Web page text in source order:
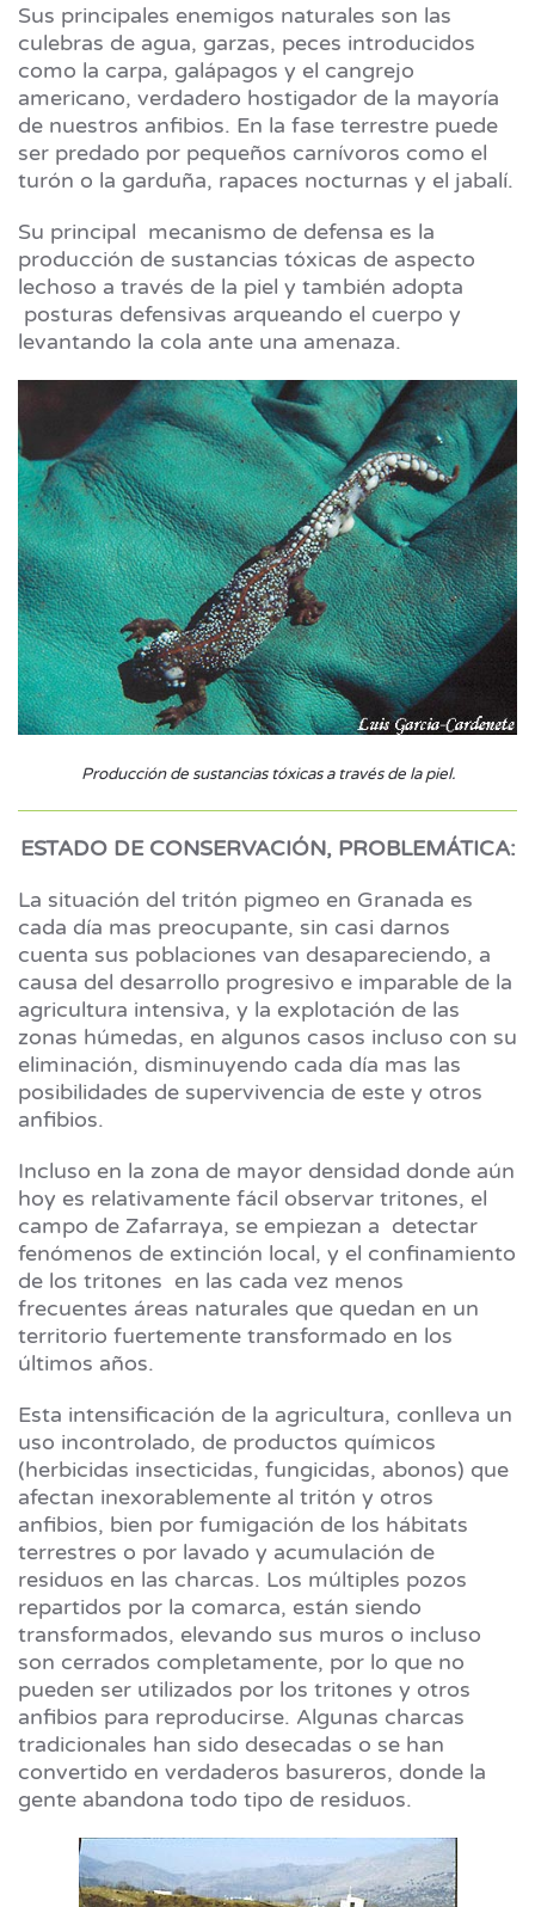
Sus principales enemigos naturales son las
culebras de agua, garzas, peces introducidos
como la carpa, galápagos y el cangrejo
americano, verdadero hostigador de la mayoría
de nuestros anfibios. En la fase terrestre puede
ser predado por pequeños carnívoros como el
turón o la garduña, rapaces nocturnas y el jabalí.
Su principal mecanismo de defensa es la
producción de sustancias tóxicas de aspecto
lechoso a través de la piel y también adopta
posturas defensivas arqueando el cuerpo y
levantando la cola ante una amenaza.
Producción de sustancias tóxicas a través de la piel.
ESTADO DE CONSERVACIÓN, PROBLEMÁTICA:
La situación del tritón pigmeo en Granada es
cada día mas preocupante, sin casi darnos
cuenta sus poblaciones van desapareciendo, a
causa del desarrollo progresivo e imparable de la
agricultura intensiva, y la explotación de las
zonas húmedas, en algunos casos incluso con su
eliminación, disminuyendo cada día mas las
posibilidades de supervivencia de este y otros
anfibios.
Incluso en la zona de mayor densidad donde aún
hoy es relativamente fácil observar tritones, el
campo de Zafarraya, se empiezan a detectar
fenómenos de extinción local, y el confinamiento
de los tritones en las cada vez menos
frecuentes áreas naturales que quedan en un
territorio fuertemente transformado en los
últimos años.
Esta intensificación de la agricultura, conlleva un
uso incontrolado, de productos químicos
(herbicidas insecticidas, fungicidas, abonos) que
afectan inexorablemente al tritón y otros
anfibios, bien por fumigación de los hábitats
terrestres o por lavado y acumulación de
residuos en las charcas. Los múltiples pozos
repartidos por la comarca, están siendo
transformados, elevando sus muros o incluso
son cerrados completamente, por lo que no
pueden ser utilizados por los tritones y otros
anfibios para reproducirse. Algunas charcas
tradicionales han sido desecadas o se han
convertido en verdaderos basureros, donde la
gente abandona todo tipo de residuos.